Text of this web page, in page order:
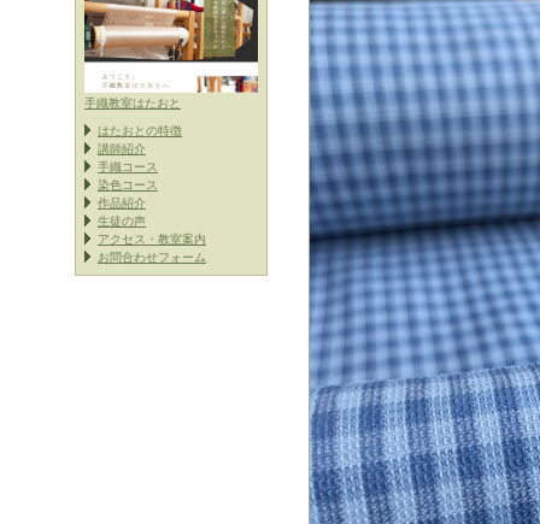
手織教室はたおと
はたおとの特徴
講師紹介
手織コース
染色コース
作品紹介
生徒の声
アクセス・教室案内
お問合わせフォーム